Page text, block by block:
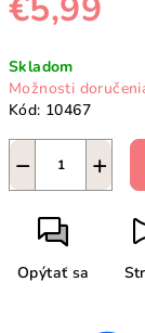
cena:
Skladom
Možnosti
Kód: 10467
+
−
Opýtať sa